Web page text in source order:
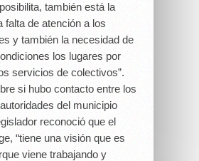
también está la
falta de atención a los
y también la necesidad de
los lugares por
servicios de colectivos”.
si hubo contacto entre los
del municipio
reconoció que el
“tiene una visión que es
viene trabajando y